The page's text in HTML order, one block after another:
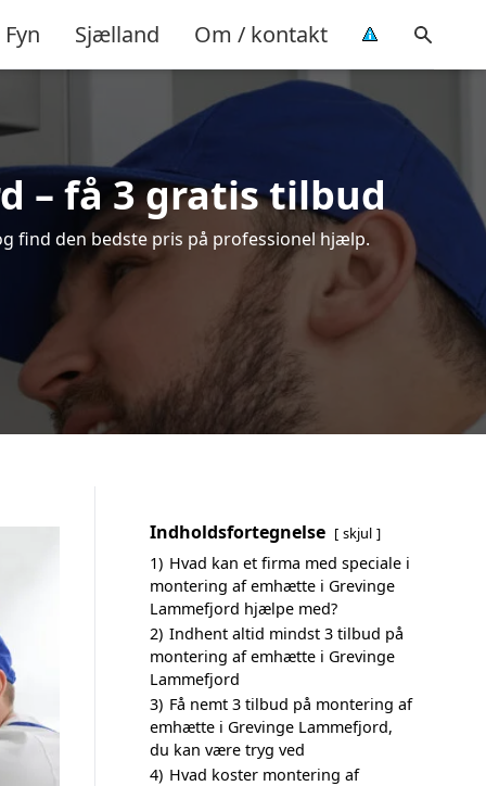
Fyn Sjælland Om / kontakt
– få 3 gratis tilbud
find den bedste pris på professionel hjælp.
Indholdsfortegnelse skjul
1) Hvad kan et firma med speciale i
montering af emhætte i Grevinge
Lammefjord hjælpe med?
2) Indhent altid mindst 3 tilbud på
montering af emhætte i Grevinge
Lammefjord
3) Få nemt 3 tilbud på montering af
emhætte i Grevinge Lammefjord,
du kan være tryg ved
4) Hvad koster montering af